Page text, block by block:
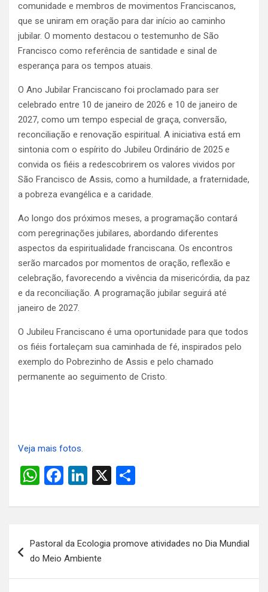
comunidade e membros de movimentos Franciscanos,
que se uniram em oração para dar início ao caminho
jubilar. O momento destacou o testemunho de São
Francisco como referência de santidade e sinal de
esperança para os tempos atuais.
O Ano Jubilar Franciscano foi proclamado para ser
celebrado entre 10 de janeiro de 2026 e 10 de janeiro de
2027, como um tempo especial de graça, conversão,
reconciliação e renovação espiritual. A iniciativa está em
sintonia com o espírito do Jubileu Ordinário de 2025 e
convida os fiéis a redescobrirem os valores vividos por
São Francisco de Assis, como a humildade, a fraternidade,
a pobreza evangélica e a caridade.
Ao longo dos próximos meses, a programação contará
com peregrinações jubilares, abordando diferentes
aspectos da espiritualidade franciscana. Os encontros
serão marcados por momentos de oração, reflexão e
celebração, favorecendo a vivência da misericórdia, da paz
e da reconciliação. A programação jubilar seguirá até
janeiro de 2027.
O Jubileu Franciscano é uma oportunidade para que todos
os fiéis fortaleçam sua caminhada de fé, inspirados pelo
exemplo do Pobrezinho de Assis e pelo chamado
permanente ao seguimento de Cristo.
Veja mais fotos.
W
at
A
F
ce
o
Li
ke
n
X
ar
de
Pastoral da Ecologia promove atividades no Dia Mundial
do Meio Ambiente